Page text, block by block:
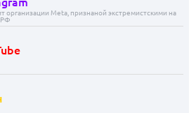
организации Meta, признаной экстремистскими на